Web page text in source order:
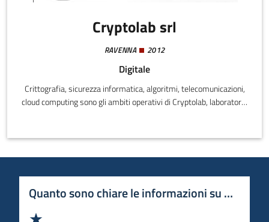
Cryptolab srl
RAVENNA 2012
Digitale
Crittografia, sicurezza informatica, algoritmi, telecomunicazioni,
cloud computing sono gli ambiti operativi di Cryptolab, laboratorio
Quanto sono chiare le informazioni su questa